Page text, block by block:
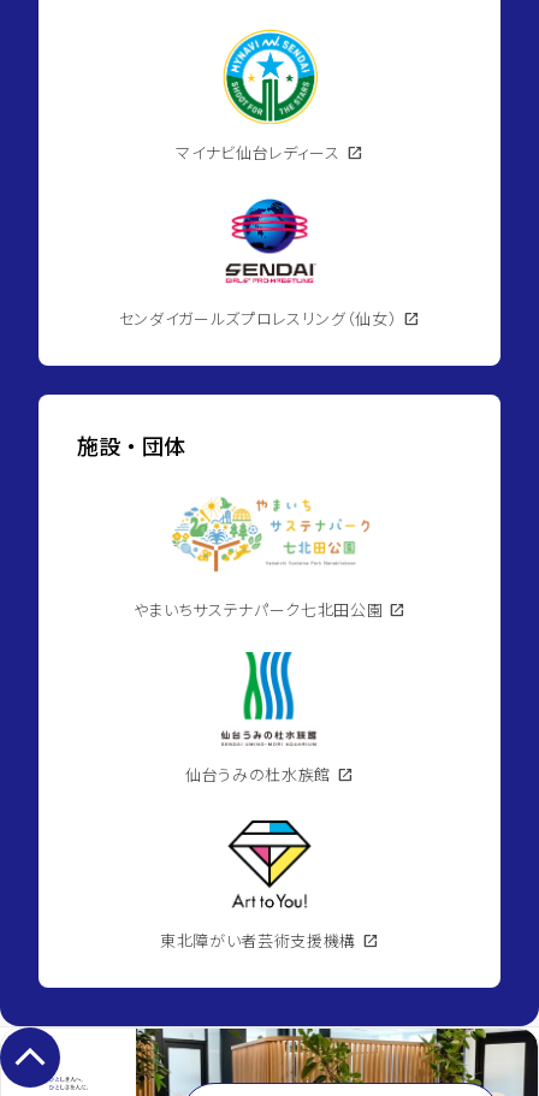
マイナビ仙台レディース open_in_new
センダイガールズプロレスリング（仙女） open_in_new
施設・団体
やまいちサステナパーク七北田公園 open_in_new
仙台うみの杜水族館 open_in_new
東北障がい者芸術支援機構 open_in_new
keyboard_arrow_up